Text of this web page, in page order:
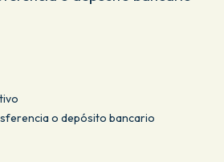
o depósito bancario